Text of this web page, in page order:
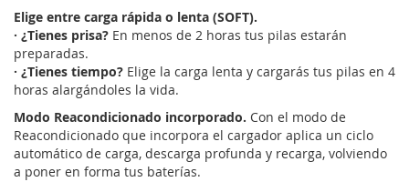
Elige entre carga rápida o lenta (SOFT).
· ¿Tienes prisa? En menos de 2 horas tus pilas estarán
preparadas.
· ¿Tienes tiempo? Elige la carga lenta y cargarás tus pilas en 4
horas alargándoles la vida.
Modo Reacondicionado incorporado. Con el modo de
Reacondicionado que incorpora el cargador aplica un ciclo
automático de carga, descarga profunda y recarga, volviendo
a poner en forma tus baterías.